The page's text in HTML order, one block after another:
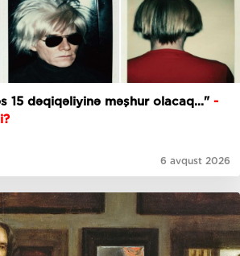
15 dəqiqəliyinə məşhur olacaq..." -
6 avqust 2026